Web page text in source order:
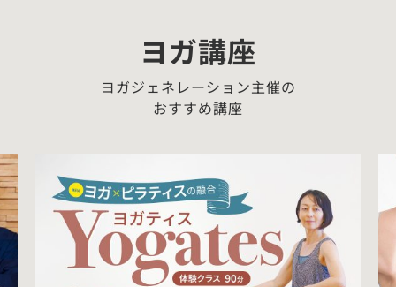
ヨガ講座
ヨガジェネレーション主催の
おすすめ講座